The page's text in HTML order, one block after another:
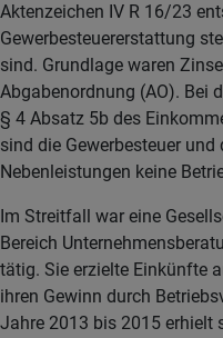
Aktenzeichen IV R 16/23
Gewerbesteuererstattung
sind. Grundlage waren
Abgabenordnung (AO). Bei
§ 4 Absatz 5b des
sind die Gewerbesteuer
Nebenleistungen keine
Im Streitfall war eine
Bereich
tätig. Sie erzielte Einkünfte
ihren Gewinn durch
Jahre 2013 bis 2015 erhielt